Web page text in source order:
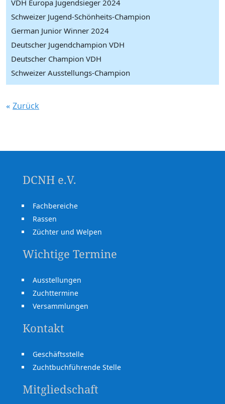
VDH Europa Jugendsieger 2024
Schweizer Jugend-Schönheits-Champion
German Junior Winner 2024
Deutscher Jugendchampion VDH
Deutscher Champion VDH
Schweizer Ausstellungs-Champion
Zurück
DCNH e.V.
Fachbereiche
Rassen
Züchter und Welpen
Wichtige Termine
Ausstellungen
Zuchttermine
Versammlungen
Kontakt
Geschäftsstelle
Zuchtbuchführende Stelle
Mitgliedschaft